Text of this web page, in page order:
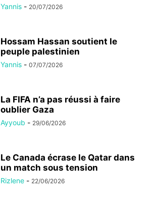
Yannis - 20/07/2026
Hossam Hassan soutient le
peuple palestinien
Yannis - 07/07/2026
La FIFA n’a pas réussi à faire
oublier Gaza
Ayyoub - 29/06/2026
Le Canada écrase le Qatar dans
un match sous tension
Rizlene - 22/06/2026